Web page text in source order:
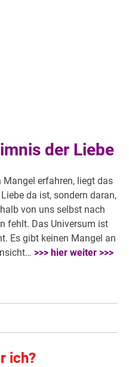
der Liebe
erfahren, liegt das
da ist, sondern daran,
von uns selbst nach
fehlt. Das Universum ist
Es gibt keinen Mangel an
>>> hier weiter >>>
ich?